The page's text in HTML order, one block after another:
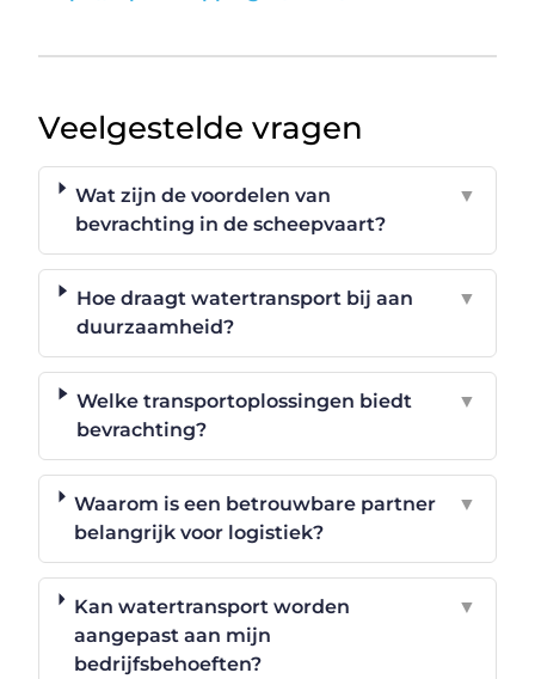
Veelgestelde vragen
Wat zijn de voordelen van
bevrachting in de scheepvaart?
▼
Hoe draagt watertransport bij aan
duurzaamheid?
▼
Welke transportoplossingen biedt
bevrachting?
▼
Waarom is een betrouwbare partner
belangrijk voor logistiek?
▼
Kan watertransport worden
aangepast aan mijn
bedrijfsbehoeften?
▼